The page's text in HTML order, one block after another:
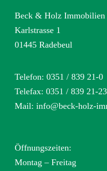
Beck & Holz Immobilien
Karlstrasse 1
01445 Radebeul
Telefon: 0351 / 839 21-0
Telefax: 0351 / 839 21-23
Mail: info@beck-holz-
Öffnungszeiten:
Montag – Freitag